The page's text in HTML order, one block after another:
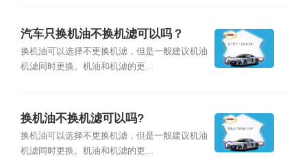
汽车只换机油不换机滤可以吗？
换机油可以选择不更换机滤，但是一般建议机油
机滤同时更换。机油和机滤的更...
换机油不换机滤可以吗?
换机油可以选择不更换机滤，但是一般建议机油
机滤同时更换。机油和机滤的更...